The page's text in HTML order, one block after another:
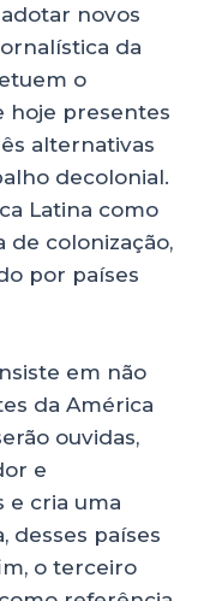
novos
da
o
hoje presentes
alternativas
decolonial.
Latina como
de colonização,
por países
em não
da América
ouvidas,
e
e cria uma
desses países
o terceiro